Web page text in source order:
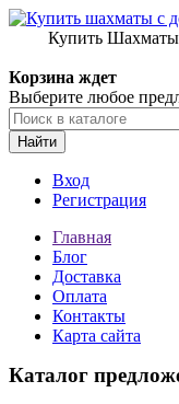
Купить
Корзина ждет
Выберите любое
Найти
Вход
Регистрация
Главная
Блог
Доставка
Оплата
Контакты
Карта сайта
Каталог